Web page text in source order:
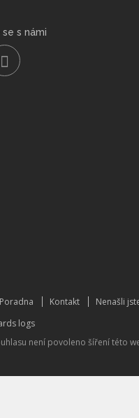
s námi
Poradna Kontakt Nenašli
není povoleno šíření této